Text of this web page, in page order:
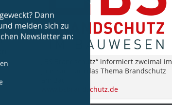
melden sich zu
Newsletter an:
„BS Brandschutz“ informiert zweimal im
Jahr rund um das Thema Brandschutz
www.bsbrandschutz.de